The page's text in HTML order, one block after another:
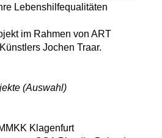
Lebenshilfequalitäten
im Rahmen von ART
Jochen Traar.
(Auswahl)
Klagenfurt